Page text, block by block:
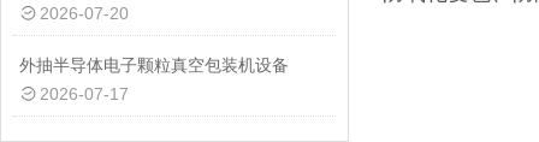
2026-07-20
外抽半导体电子颗粒真空包装机设备
2026-07-17